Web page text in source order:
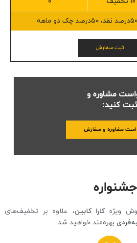
ثبت سفارش
مشاوره و
کنید:
مشاوره و سفارش
ویژهکارا کابین، علاوه بر تخفیف‌های
بهره‌مند خواهید شد: